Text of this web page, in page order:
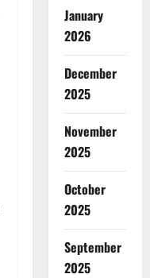
January
2026
December
2025
November
2025
October
2025
September
2025